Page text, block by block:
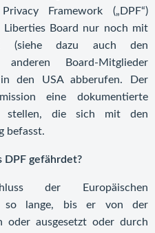
Framework („DPF“)
Liberties Board nur noch mit
(siehe dazu auch den
Board-Mitglieder
den USA abberufen. Der
eine dokumentierte
stellen, die sich mit den
befasst.
DPF gefährdet?
der Europäischen
so lange, bis er von der
oder ausgesetzt oder durch